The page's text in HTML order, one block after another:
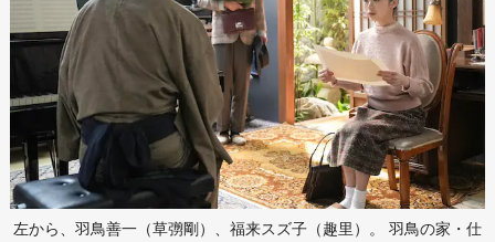
左から、羽鳥善一（草彅剛）、福来スズ子（趣里）。 羽鳥の家・仕